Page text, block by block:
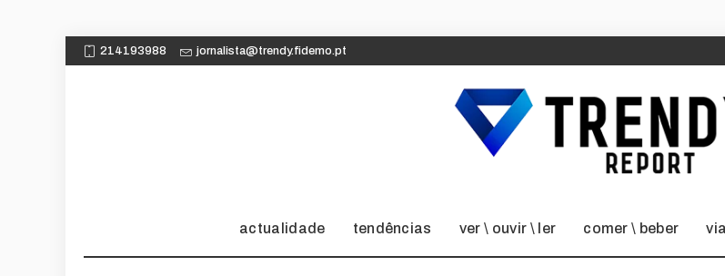
214193988 jornalista@trendy.fidemo.pt
actualidade tendências ver \ ouvir \ ler comer \ beber